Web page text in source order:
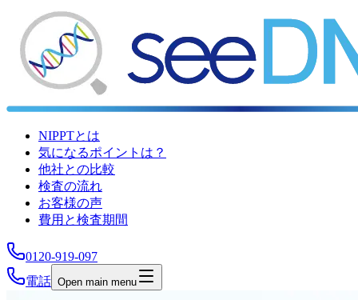
NIPPTとは
気になるポイントは？
他社との比較
検査の流れ
お客様の声
費用と検査期間
0120-919-097
電話 Open main menu